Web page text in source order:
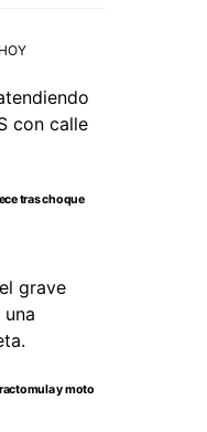
tras choque
y moto